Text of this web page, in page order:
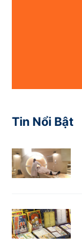
Tin Nổi Bật